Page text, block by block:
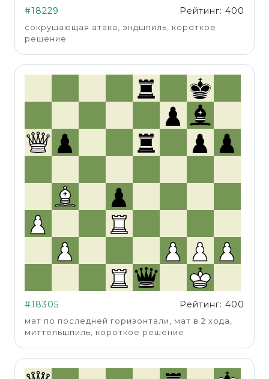
#18229 Рейтинг: 400
сокрушающая атака, эндшпиль, короткое
решение
#18305 Рейтинг: 400
мат по последней горизонтали, мат в 2 хода,
миттельшпиль, короткое решение